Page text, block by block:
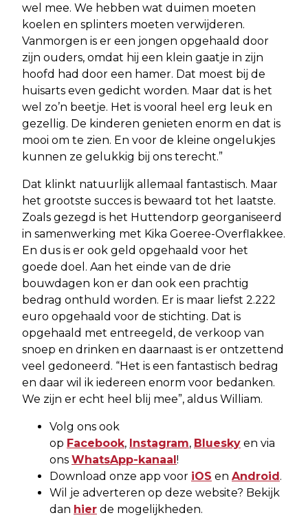
wel mee. We hebben wat duimen moeten
koelen en splinters moeten verwijderen.
Vanmorgen is er een jongen opgehaald door
zijn ouders, omdat hij een klein gaatje in zijn
hoofd had door een hamer. Dat moest bij de
huisarts even gedicht worden. Maar dat is het
wel zo’n beetje. Het is vooral heel erg leuk en
gezellig. De kinderen genieten enorm en dat is
mooi om te zien. En voor de kleine ongelukjes
kunnen ze gelukkig bij ons terecht.”
Dat klinkt natuurlijk allemaal fantastisch. Maar
het grootste succes is bewaard tot het laatste.
Zoals gezegd is het Huttendorp georganiseerd
in samenwerking met Kika Goeree-Overflakkee.
En dus is er ook geld opgehaald voor het
goede doel. Aan het einde van de drie
bouwdagen kon er dan ook een prachtig
bedrag onthuld worden. Er is maar liefst 2.222
euro opgehaald voor de stichting. Dat is
opgehaald met entreegeld, de verkoop van
snoep en drinken en daarnaast is er ontzettend
veel gedoneerd. “Het is een fantastisch bedrag
en daar wil ik iedereen enorm voor bedanken.
We zijn er echt heel blij mee”, aldus William.
Volg ons ook
op Facebook, Instagram, Bluesky en via
ons WhatsApp-kanaal!
Download onze app voor iOS en Android.
Wil je adverteren op deze website? Bekijk
dan hier de mogelijkheden.